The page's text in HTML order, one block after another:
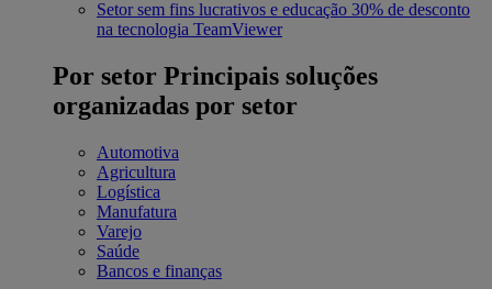
Setor sem fins lucrativos e educação 30% de desconto
na tecnologia TeamViewer
Por setor Principais soluções
organizadas por setor
Automotiva
Agricultura
Logística
Manufatura
Varejo
Saúde
Bancos e finanças